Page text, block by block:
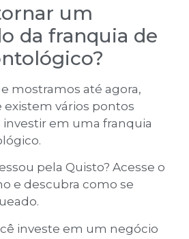
um
da franquia de
mostramos até agora,
existem vários pontos
investir em uma franquia
pela Quisto? Acesse o
e descubra como se
investe em um negócio